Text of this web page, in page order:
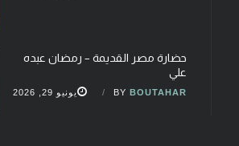
حضارة مصر القديمة – رمضان عبده
علي
BY BOUTAHAR يونيو 29, 2026